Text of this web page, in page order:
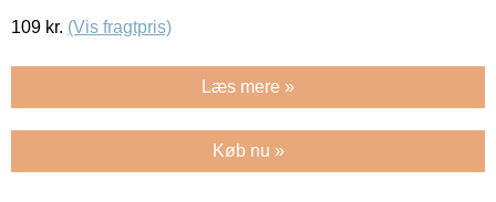
109 kr. (Vis fragtpris)
Læs mere »
Køb nu »